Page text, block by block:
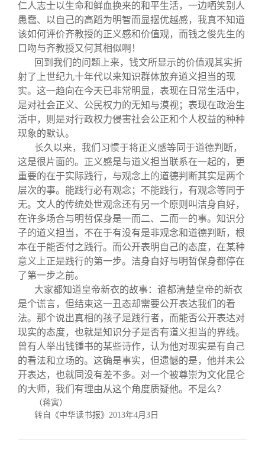
仁人志士以生命和鲜血换来的和平生活，一边哂笑别人
愚蠢、以自己的高蹈为明智而显摆优越感，我真不知道
该如何评价齐教授的正义感和价值观，而钱之俊先生的
口吻与齐教授又何其相似啊！
回到我们的问题上来，钱文所显示的价值观其实折
射了上世纪九十年代以来知识群体放弃道义担当的现
实。这一趋向在今天已非常明显，表现在日常生活中，
是对社会正义、公民权力的无知与漠视；表现在政治生
活中，则是对行政权力侵害社会公正和个人权益的种种
现象的默认。
长久以来，我们习惯于将正义感等同于道德判断，
这是很片面的。正义感是与道义担当联系在一起的，更
重要的在于实际践行，与观念上的道德判断其实是两个
层次的事。能践行必有观念；不能践行，有观念等同于
无。文人的传统处世观念还有另一个原则叫洁身自好，
在许多场合与明哲保身是一而二、二而一的事。知识分
子的道义担当，不在于有没有是非观念和道德判断，根
本在于能否付之践行。而公开表明自己的态度，在某种
意义上正是践行的第一步。洁身自好与明哲保身都停在
了第一步之前。
大家都知道皇帝新衣的故事：谁都清楚皇帝的新衣
是个谎言，但结束这一丑态却需要公开表达我们的看
法。那个说出真相的孩子是践行者，而能否公开表达对
现实的态度，也就是知识分子是否有道义担当的界线。
曾有人举出钱锺书的某些诗作，认为他对现实是有自己
的看法和立场的。这确是事实，但遗憾的是，他并未公
开表达，也就同没有差不多。对一个被尊崇为文化昆仑
的大师，我们有理由从这个角度质疑他。不是么？
（蒋寅）
转自《中华读书报》 2013年4月 3 日